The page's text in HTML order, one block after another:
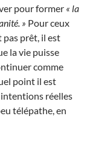
pour former « la
» Pour ceux
pas prêt, il est
la vie puisse
comme
point il est
réelles
télépathe, en